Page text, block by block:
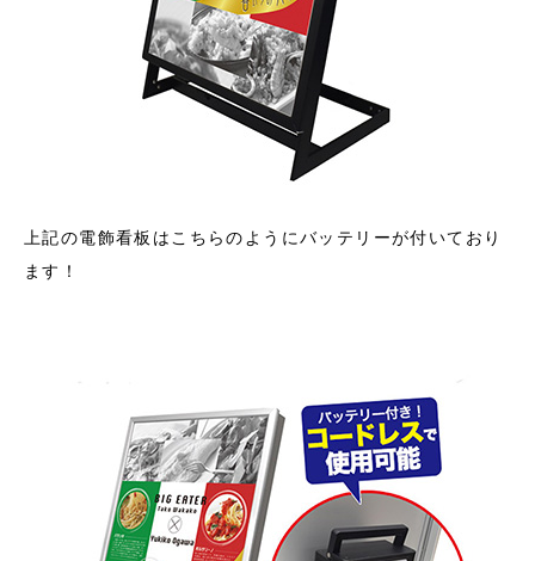
上記の電飾看板はこちらのようにバッテリーが付いており
ます！